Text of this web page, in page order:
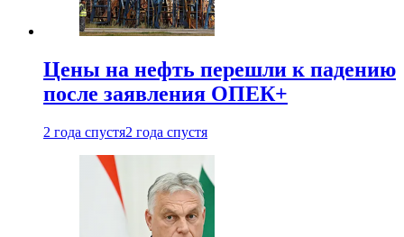
Цены на нефть перешли к падению
после заявления ОПЕК+
2 года спустя2 года спустя